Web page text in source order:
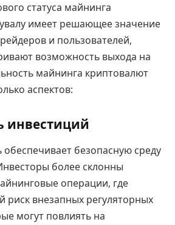
статуса майнинга
имеет решающее значение
и пользователей,
возможность выхода на
майнинга криптовалют
аспектов:
инвестиций
обеспечивает безопасную среду
более склонны
операции, где
риск внезапных регуляторных
могут повлиять на